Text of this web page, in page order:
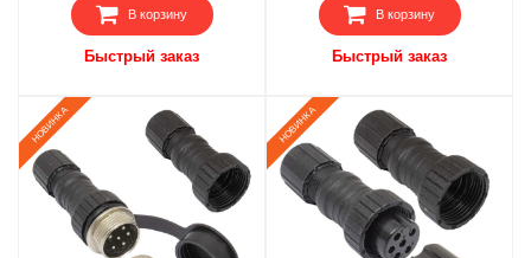
В корзину
Быстрый заказ
В корзину
Быстрый заказ